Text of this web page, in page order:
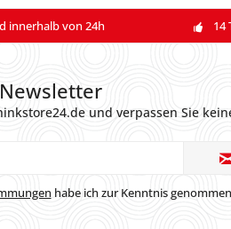
innerhalb von 24h 14
Newsletter
und verpassen Sie
habe ich zur Kenntnis